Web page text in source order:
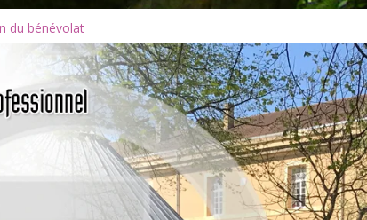
du bénévolat
!
2026
Darche